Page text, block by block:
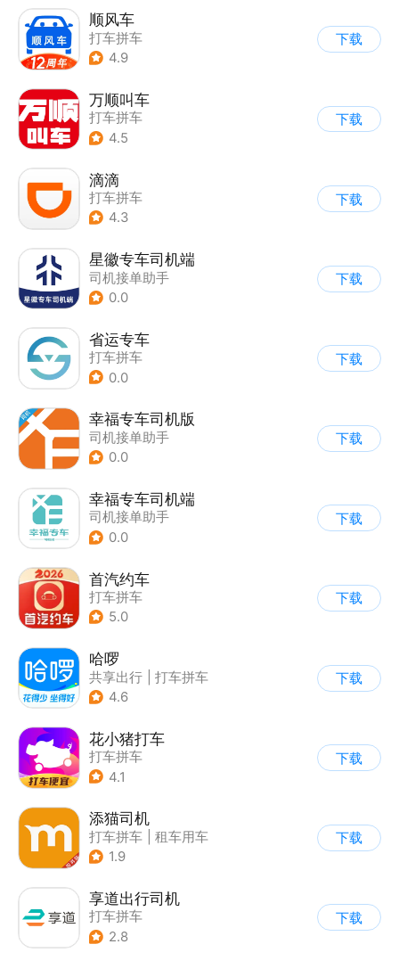
顺风车
打车拼车
4.9
下载
万顺叫车
打车拼车
4.5
下载
滴滴
打车拼车
4.3
下载
星徽专车司机端
司机接单助手
0.0
下载
省运专车
打车拼车
0.0
下载
幸福专车司机版
司机接单助手
0.0
下载
幸福专车司机端
司机接单助手
0.0
下载
首汽约车
打车拼车
5.0
下载
哈啰
共享出行
打车拼车
4.6
下载
花小猪打车
打车拼车
4.1
下载
添猫司机
打车拼车
租车用车
1.9
下载
享道出行司机
打车拼车
2.8
下载